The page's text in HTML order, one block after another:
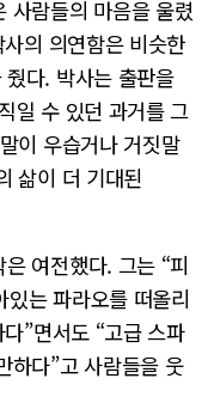
사람들의 마음을 울렸
의 의연함은 비슷한
다. 박사는 출판을
일 수 있던 과거를 그
이 우습거나 거짓말
삶이 더 기대된
여전했다. 그는 “피
는 파라오를 떠올리
”면서도 “고급 스파
하다”고 사람들을 웃